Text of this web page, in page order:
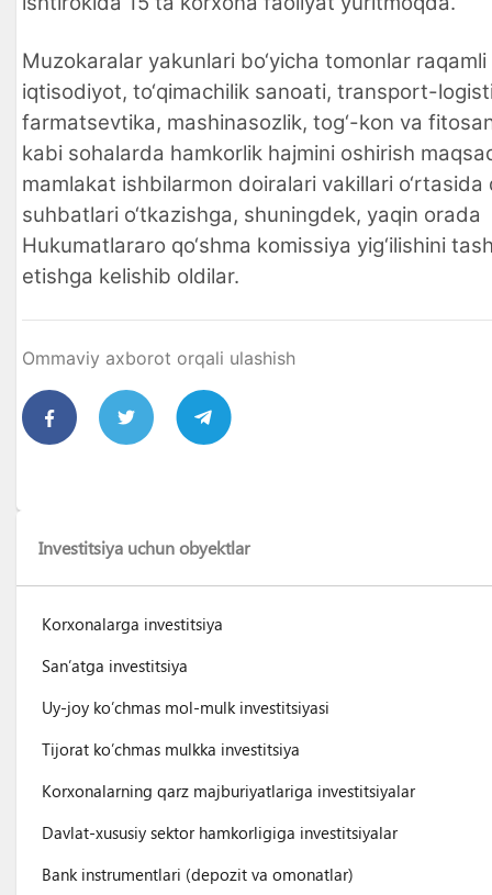
Muzokaralar yakunlari bo‘yicha tomonlar raqamli
iqtisodiyot, to‘qimachilik sanoati, transport-
farmatsevtika, mashinasozlik, tog‘-kon va
kabi sohalarda hamkorlik hajmini oshirish
mamlakat ishbilarmon doiralari vakillari o‘rtasida
suhbatlari o‘tkazishga, shuningdek, yaqin orada
Hukumatlararo qo‘shma komissiya yig‘ilishini
etishga kelishib oldilar.
Ommaviy axborot orqali ulashish
Investitsiya uchun obyektlar
Korxonalarga investitsiya
San’atga investitsiya
Uy-joy ko’chmas mol-mulk investitsiyasi
Tijorat ko’chmas mulkka investitsiya
Korxonalarning qarz majburiyatlariga investitsiyalar
Davlat-xususiy sektor hamkorligiga investitsiyalar
Bank instrumentlari (depozit va omonatlar)